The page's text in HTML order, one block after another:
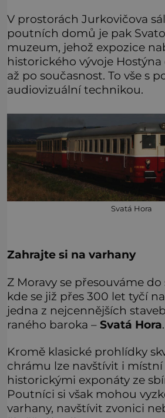
V prostorách Jurkovičova
poutních domů je pak
muzeum, jehož expozice
historického vývoje
až po současnost. To vše s
audiovizuální technikou.
Svatá Hora
Zahrajte si na varhany
Z Moravy se přesouváme
kde se již přes 300 let tyčí
jedna z nejcennějších
raného baroka – Svatá Hora.
Kromě klasické prohlídky
chrámu lze navštívit i
historickými exponáty ze
Poutníci si však mohou
varhany, navštívit zvonici